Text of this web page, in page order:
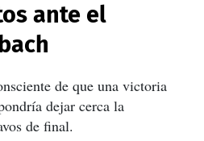
ante el
de que una victoria
dejar cerca la
de final.